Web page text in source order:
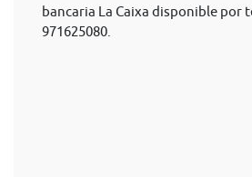
bancaria La Caixa disponible por
971625080.